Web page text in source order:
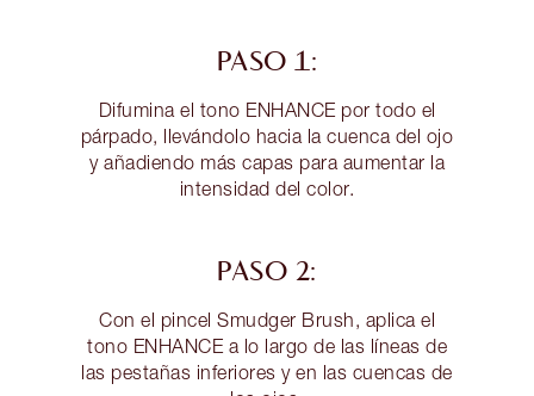
PASO 1:
Difumina el tono ENHANCE por todo el
párpado, llevándolo hacia la cuenca del ojo
y añadiendo más capas para aumentar la
intensidad del color.
PASO 2:
Con el pincel Smudger Brush, aplica el
tono ENHANCE a lo largo de las líneas de
las pestañas inferiores y en las cuencas de